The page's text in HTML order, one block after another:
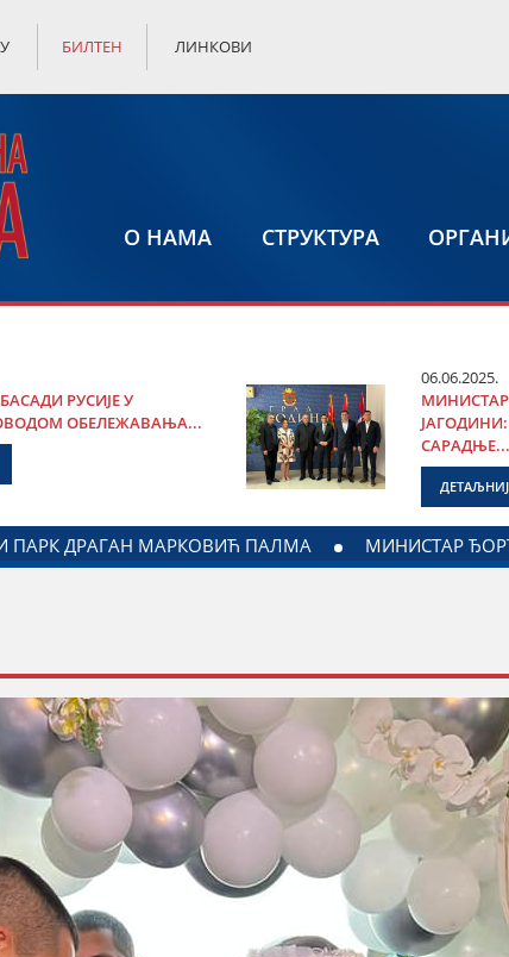
БИЛТЕН ЛИНКОВИ
О НАМА СТРУКТУРА
РУСИЈЕ У
ОБЕЛЕЖАВАЊА...
06.06.2025.
САРАДЊЕ...
И МИНИСТАРСТВА ЗАДУЖЕНОГ ЗА ОДНОСЕ СА